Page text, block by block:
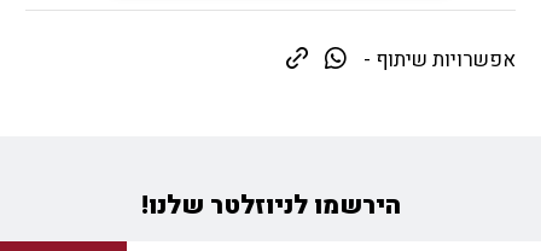
אפשרויות שיתוף -
הירשמו לניוזלטר שלנו!